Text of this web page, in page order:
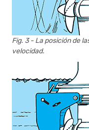
Fig. 3 - La posición de
velocidad.